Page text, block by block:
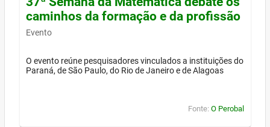
caminhos da formação e da profissão
Evento
O evento reúne pesquisadores vinculados a instituições do
Paraná, de São Paulo, do Rio de Janeiro e de Alagoas
Fonte: O Perobal